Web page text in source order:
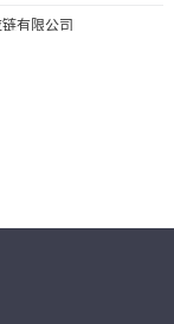
有限公司